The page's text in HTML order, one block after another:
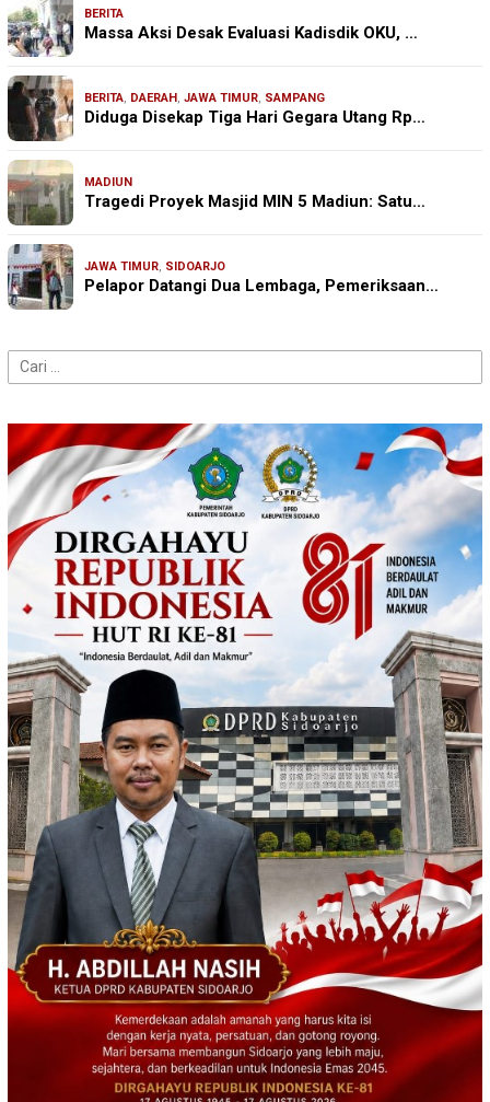
BERITA
Massa Aksi Desak Evaluasi Kadisdik OKU, …
BERITA, DAERAH, JAWA TIMUR, SAMPANG
Diduga Disekap Tiga Hari Gegara Utang Rp…
MADIUN
Tragedi Proyek Masjid MIN 5 Madiun: Satu…
JAWA TIMUR, SIDOARJO
Pelapor Datangi Dua Lembaga, Pemeriksaan…
Cari
untuk: